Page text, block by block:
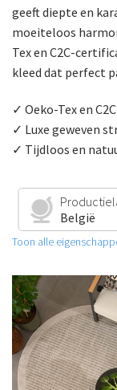
geeft diepte en
moeiteloos
Tex en C2C-
kleed dat perfect
✓ Oeko-Tex en
✓ Luxe geweven
✓ Tijdloos en
België
Toon alle